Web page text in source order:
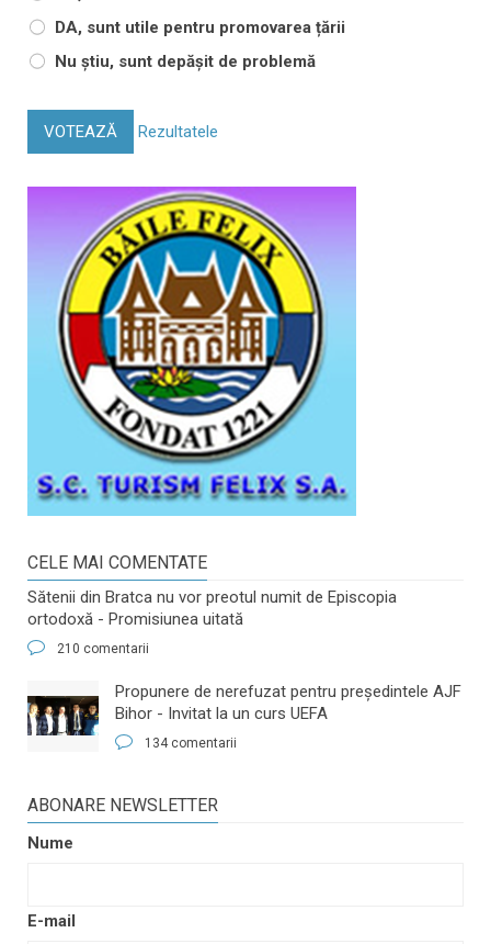
DA, sunt utile pentru promovarea țării
Nu știu, sunt depășit de problemă
VOTEAZĂ Rezultatele
CELE MAI COMENTATE
Sătenii din Bratca nu vor preotul numit de Episcopia
ortodoxă - Promisiunea uitată
210 comentarii
​Propunere de nerefuzat pentru preşedintele AJF
Bihor - Invitat la un curs UEFA
134 comentarii
ABONARE NEWSLETTER
Nume
E-mail